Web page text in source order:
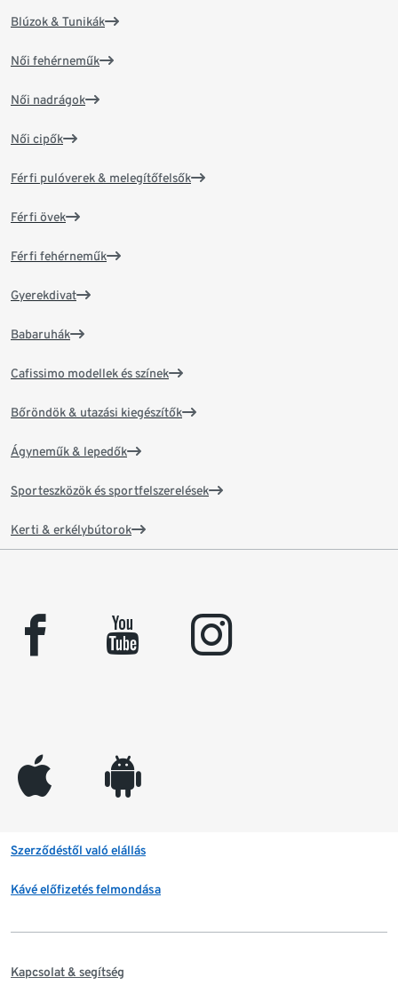
Blúzok & Tunikák
Női fehérneműk
Női nadrágok
Női cipők
Férfi pulóverek & melegítőfelsők
Férfi övek
Férfi fehérneműk
Gyerekdivat
Babaruhák
Cafissimo modellek és színek
Bőröndök & utazási kiegészítők
Ágyneműk & lepedők
Sporteszközök és sportfelszerelések
Kerti & erkélybútorok
facebook youtube instagram
appleinc android
Szerződéstől való elállás
Kávé előfizetés felmondása
Kapcsolat & segítség